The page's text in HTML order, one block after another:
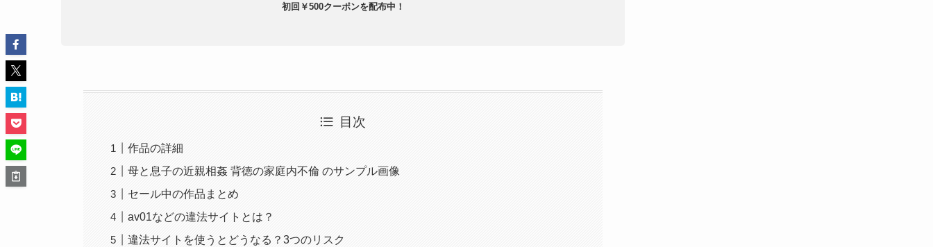
初回￥500クーポンを配布中！
目次
作品の詳細
母と息子の近親相姦 背徳の家庭内不倫 のサンプル画像
セール中の作品まとめ
av01などの違法サイトとは？
違法サイトを使うとどうなる？3つのリスク